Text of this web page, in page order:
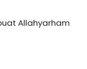
Allahyarham